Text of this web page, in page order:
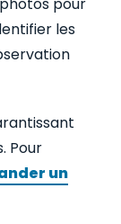
pour
les
Pour
un